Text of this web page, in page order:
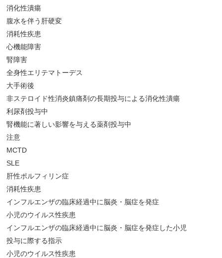
消化性潰瘍
腹水を伴う肝硬変
消耗性疾患
心機能障害
腎障害
全身性エリテマトーデス
大手術後
非ステロイド性消炎鎮痛剤の長期投与による消化性潰瘍
利尿剤投与中
腎機能に著しい影響を与える薬剤投与中
注意
MCTD
SLE
肝性ポルフィリン症
消耗性疾患
インフルエンザの臨床経過中に脳炎・脳症を発症
小児のウイルス性疾患
インフルエンザの臨床経過中に脳炎・脳症を発症した小児
投与に際する指示
小児のウイルス性疾患